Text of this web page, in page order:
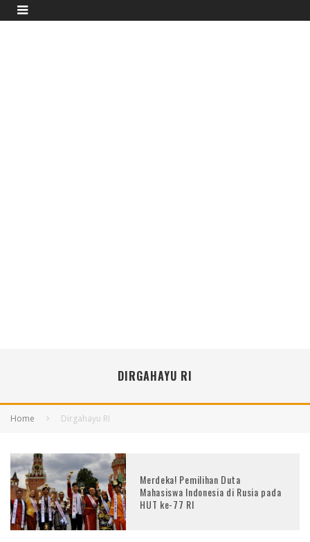
DIRGAHAYU RI
Home Dirgahayu RI
Merdeka! Pemilihan Duta
Mahasiswa Indonesia di Rusia pada
HUT ke-77 RI